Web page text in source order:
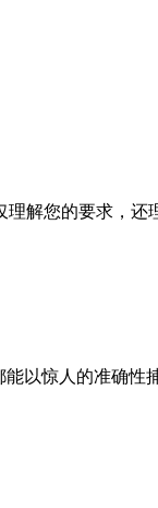
解您的要求，
以惊人的准确